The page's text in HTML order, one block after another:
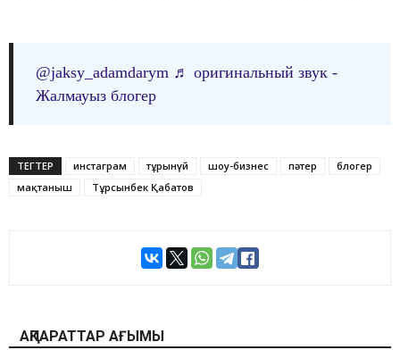
@jaksy_adamdarym ♬ оригинальный звук -
Жалмауыз блогер
ТЕГТЕР инстаграм тұрғынүй шоу-бизнес пәтер
блогер
мақтаныш
Тұрсынбек Қабатов
АҚПАРАТТАР АҒЫМЫ